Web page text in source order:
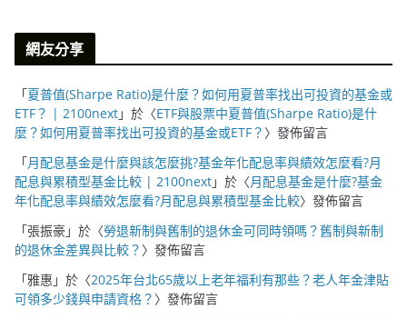
網友分享
「夏普值(Sharpe Ratio)是什麼？如何用夏普率找出可投資的基金或
ETF？ | 2100next」於〈ETF與股票中夏普值(Sharpe Ratio)是什
麼？如何用夏普率找出可投資的基金或ETF？ 〉發佈留言
「月配息基金是什麼與該怎麼挑?基金年化配息率與績效怎麼看?月
配息與累積型基金比較 | 2100next」於〈月配息基金是什麼?基金
年化配息率與績效怎麼看?月配息與累積型基金比較〉發佈留言
「張振豪」於〈勞退新制與舊制的退休金可同時領嗎？舊制與新制
的退休金差異與比較？ 〉發佈留言
「雅惠 」於〈2025年台北65歲以上老年福利有那些？老人年金津貼
可領多少錢與申請資格？ 〉發佈留言